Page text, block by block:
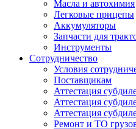
Масла и автохимия
Легковые прицепы
Аккумуляторы
Запчасти для
Инструменты
Сотрудничество
Условия
Поставщикам
Аттестация
Аттестация
Аттестация
Ремонт и ТО